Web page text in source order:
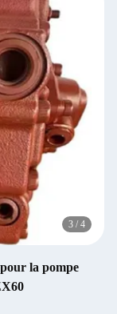
3 / 4
la pompe